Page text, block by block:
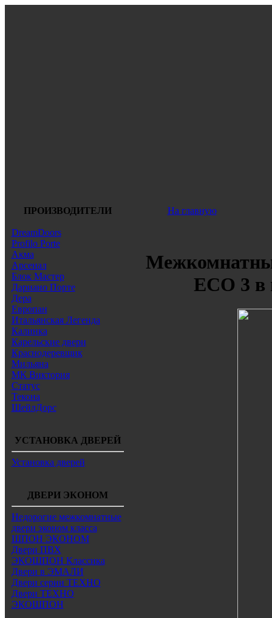
ПРОИЗВОДИТЕЛИ
DreamDoors
Profilo Porte
Акма
Арсенал
Блок Мастер
Дариано Порте
Дера
Европан
Итальянская Легенда
Калинка
Карельские двери
Краснодеревщик
Мильяна
МК Виктория
Статус
Текона
ШейлДорс
УСТАНОВКА ДВЕРЕЙ
Установка дверей
ДВЕРИ ЭКОНОМ
Недорогие межкомнатные
двери эконом класса
ШПОН ЭКОНОМ
Двери ПВХ
ЭКОШПОН Классика
Двери в ЭМАЛИ
Двери серии ТЕХНО
Двери ТЕХНО
ЭКОШПОН
На главную
ECO 3 в